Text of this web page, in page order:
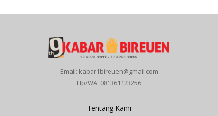
Email: kabar1bireuen@gmail.com
Hp/WA: 081361123256
Tentang Kami